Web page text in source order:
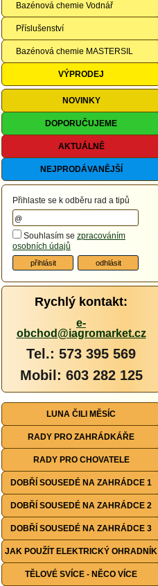
Bazénová chemie Vodnář
Příslušenství
Bazénová chemie MASTERSIL
VÝPRODEJ
NOVINKY
DOPORUČUJEME
AKTUÁLNĚ
NEJPRODÁVANĚJŠÍ
Přihlaste se k odběru rad a tipů
Souhlasím se zpracováním
osobních údajů
Rychlý kontakt:
e-
obchod@iagromarket.cz
Tel.: 573 395 569
Mobil: 603 282 125
LUNA ČILI MĚSÍC
RADY PRO ZAHRÁDKÁŘE
RADY PRO CHOVATELE
DOBŘÍ SOUSEDÉ NA ZAHRÁDCE 1
DOBŘÍ SOUSEDÉ NA ZAHRÁDCE 2
DOBŘÍ SOUSEDÉ NA ZAHRÁDCE 3
JAK POUŽÍT ELEKTRICKÝ OHRADNÍK
TĚLOVÉ SVÍCE - NĚCO VÍCE